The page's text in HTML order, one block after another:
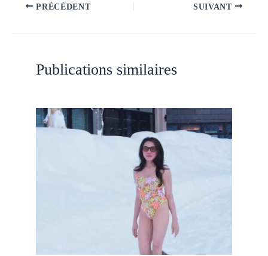
PRÉCÉDENT SUIVANT
Publications similaires